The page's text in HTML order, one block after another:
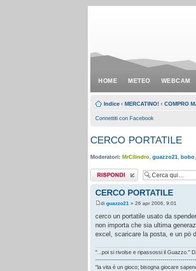
HOME METEO WEBCAM
Indice ‹ MERCATINO! ‹ COMPRO
Connettiti con Facebook
CERCO PORTATILE
Moderatori: MrCilindro guazzo21 bobo
Rispondi al
messaggio
CERCO PORTATILE
di guazzo21 » 26 apr 2006, 9:01
cerco un portatile usato da
non importa che sia ultima
excel, scaricare la posta, e un pò
"...poi si rivolse e ripassossi il Guazzo."
"la vita è un gioco; bisogna giocare